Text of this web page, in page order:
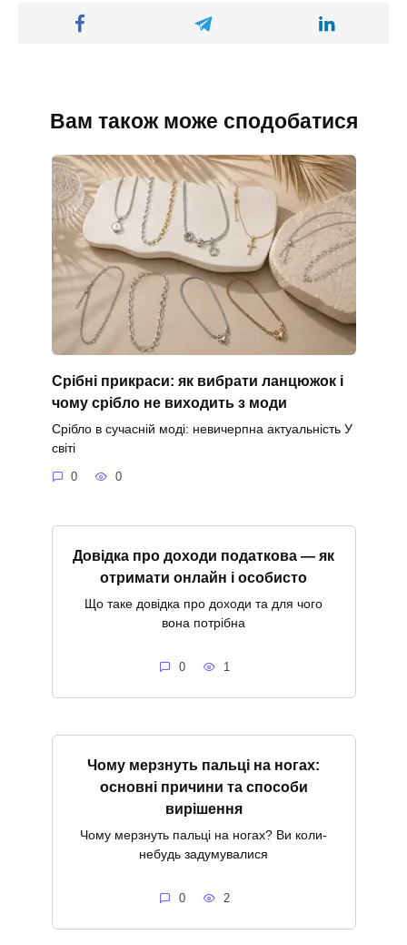
Вам також може сподобатися
Срібні прикраси: як вибрати ланцюжок і
чому срібло не виходить з моди
Срібло в сучасній моді: невичерпна актуальність У
світі
0 0
Довідка про доходи податкова — як
отримати онлайн і особисто
Що таке довідка про доходи та для чого
вона потрібна
0 1
Чому мерзнуть пальці на ногах:
основні причини та способи
вирішення
Чому мерзнуть пальці на ногах? Ви коли-
небудь задумувалися
0 2